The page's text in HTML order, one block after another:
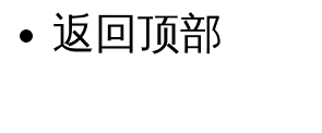
返回顶部